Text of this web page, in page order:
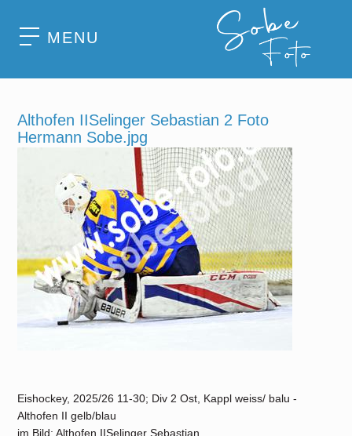
MENU
Althofen IISelinger Sebastian 2 Foto
Hermann Sobe.jpg
Eishockey, 2025/26 11-30; Div 2 Ost, Kappl weiss/ balu -
Althofen II gelb/blau
im Bild: Althofen IISelinger Sebastian